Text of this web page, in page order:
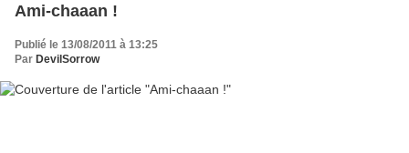
Ami-chaaan !
Publié le 13/08/2011 à 13:25
Par DevilSorrow